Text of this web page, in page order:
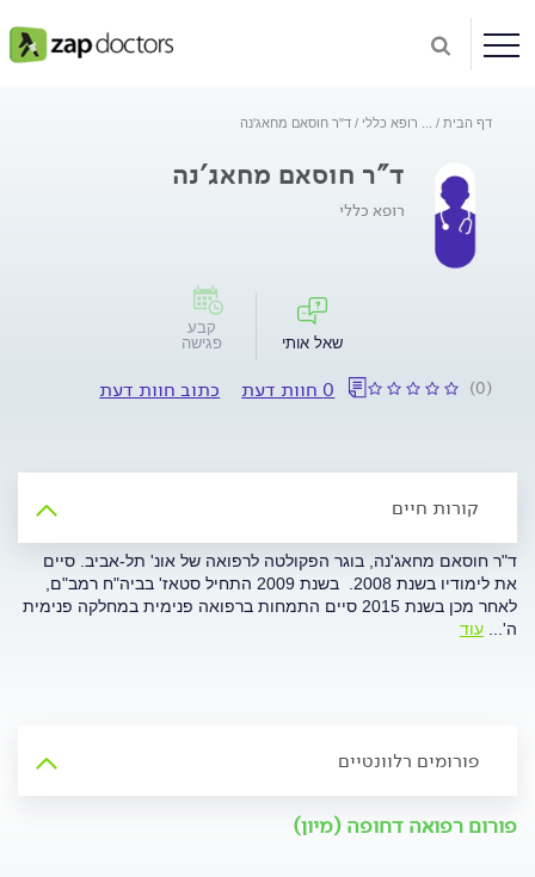
דף הבית רופא כללי ד"ר חוסאם מחאג'נה
ד"ר חוסאם מחאג'נה
רופא כללי
שאל אותי
קבע
פגישה
(0) 0 חוות דעת כתוב חוות דעת
קורות חיים
ד"ר חוסאם מחאג'נה, בוגר הפקולטה לרפואה של אונ' תל-אביב. סיים
את לימודיו בשנת 2008. בשנת 2009 התחיל סטאז' בביה"ח רמב"ם,
לאחר מכן בשנת 2015 סיים התמחות ברפואה פנימית במחלקה פנימית
ה'... עוד
פורומים רלוונטיים
פורום רפואה דחופה (מיון)